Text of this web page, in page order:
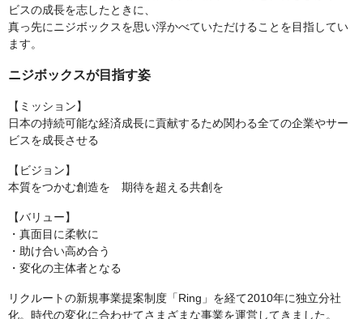
ビスの成長を志したときに、
真っ先にニジボックスを思い浮かべていただけることを目指してい
ます。
ニジボックスが目指す姿
【ミッション】
⽇本の持続可能な経済成⻑に貢献するため関わる全ての企業やサー
ビスを成⻑させる
【ビジョン】
本質をつかむ創造を 期待を超える共創を
【バリュー】
・真面目に柔軟に
・助け合い高め合う
・変化の主体者となる
リクルートの新規事業提案制度「Ring」を経て2010年に独立分社
化。時代の変化に合わせてさまざまな事業を運営してきました。